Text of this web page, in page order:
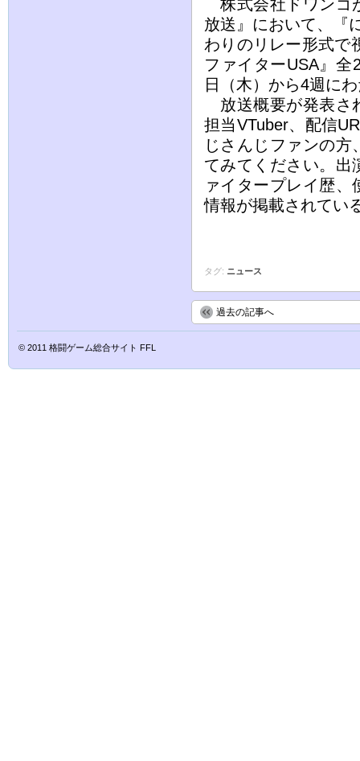
株式会社ドワンゴ
放送』において、『
わりのリレー形式で
ファイターUSA』
日（木）から4週に
放送概要が発表さ
担当VTuber、配信
じさんじファンの
てみてください。出
ァイタープレイ歴
情報が掲載されてい
タグ: ニュース
過去の記事へ
© 2011 格闘ゲーム総合サイト FFL